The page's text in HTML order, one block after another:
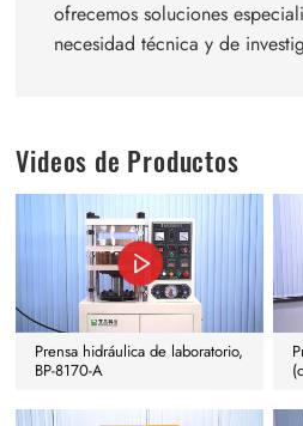
ofrecemos soluciones
necesidad técnica y de
Videos de Productos
Prensa hidráulica de laboratorio,
BP-8170-A